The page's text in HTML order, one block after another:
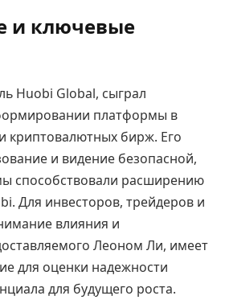
и ключевые
Huobi Global, сыграл
платформы в
криптовалютных бирж. Его
и видение безопасной,
способствовали расширению
Для инвесторов, трейдеров и
влияния и
Леоном Ли, имеет
для оценки надежности
для будущего роста.